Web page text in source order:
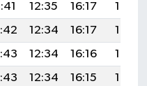
12:35 16:17
19:18
12:34 16:17
19:17
12:34 16:16
19:16
12:34 16:15
19:14